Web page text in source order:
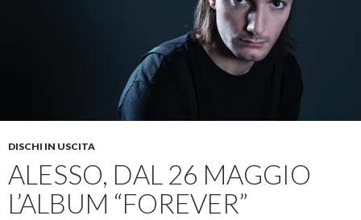
DISCHI IN USCITA
ALESSO, DAL 26 MAGGIO
L’ALBUM “FOREVER”